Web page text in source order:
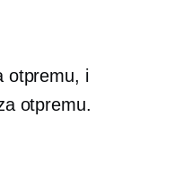
otpremu, i
otpremu.